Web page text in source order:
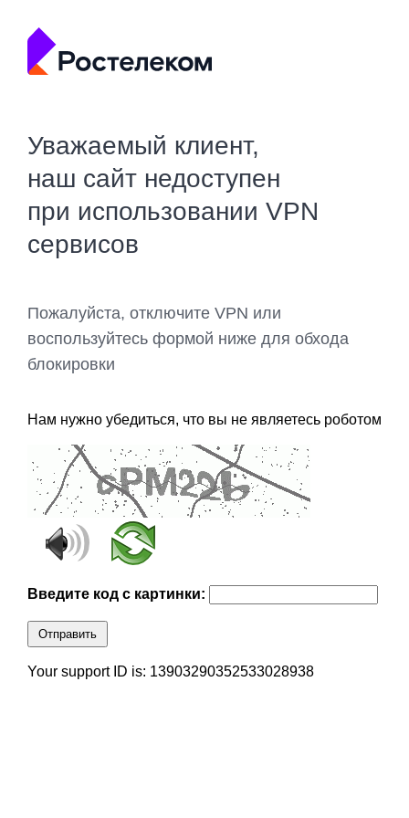
Уважаемый клиент,
наш сайт недоступен
при использовании VPN
сервисов
Пожалуйста, отключите VPN или
воспользуйтесь формой ниже для обхода
блокировки
Нам нужно убедиться, что вы не являетесь роботом
Введите код с картинки:
Отправить
Your support ID is: 13903290352533028938